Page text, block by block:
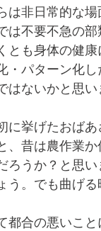
は非日常的な
は不要不急の部
とも身体の健
・パターン化
はないかと思い
に挙げたおばあ
、昔は農作業
ろうか？と思
う。でも曲げる
都合の悪いこ